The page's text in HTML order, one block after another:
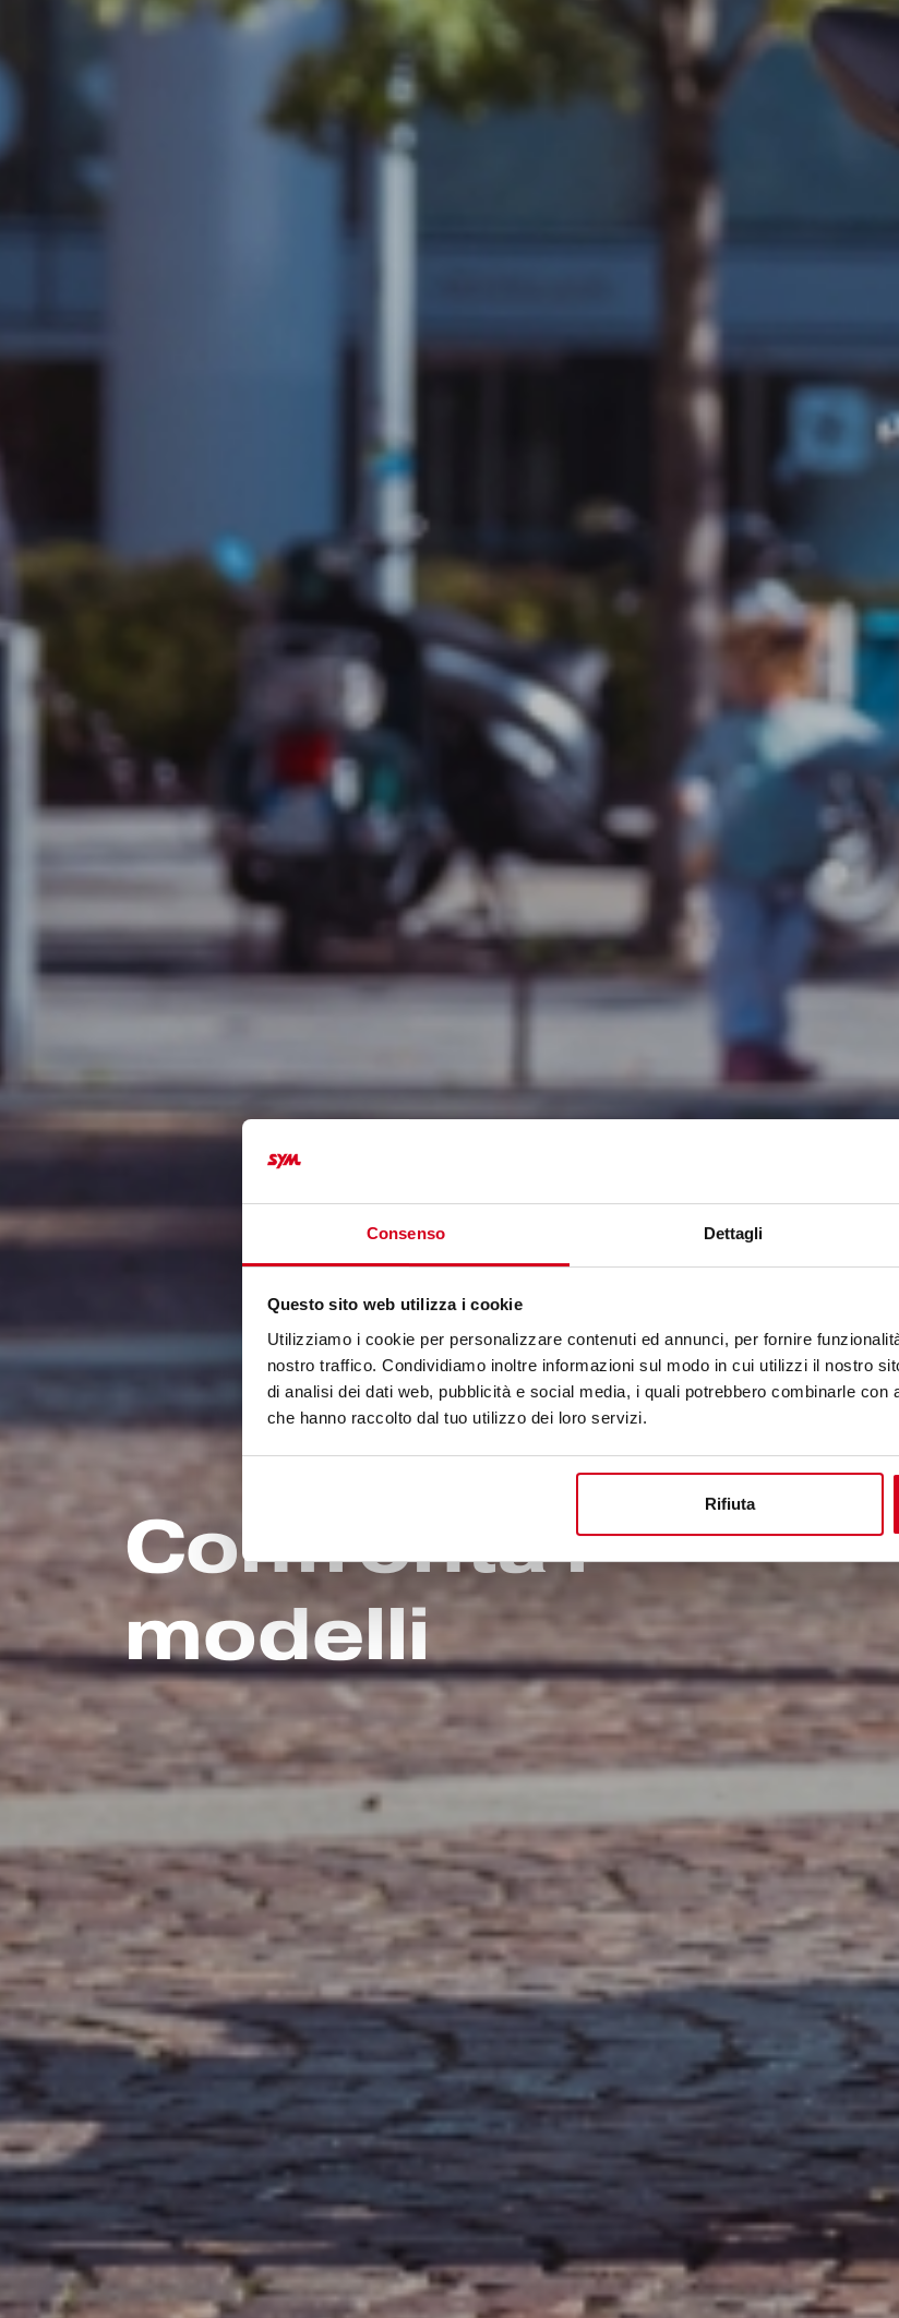
Consenso Dettagli
Questo sito web utilizza i cookie
Utilizziamo i cookie per personalizzare contenuti ed annunci, per fornire
nostro traffico. Condividiamo inoltre informazioni sul modo in cui utilizzi il nostro
di analisi dei dati web, pubblicità e social media, i quali potrebbero combinarle con
che hanno raccolto dal tuo utilizzo dei loro servizi.
Rifiuta
Confronta i
modelli